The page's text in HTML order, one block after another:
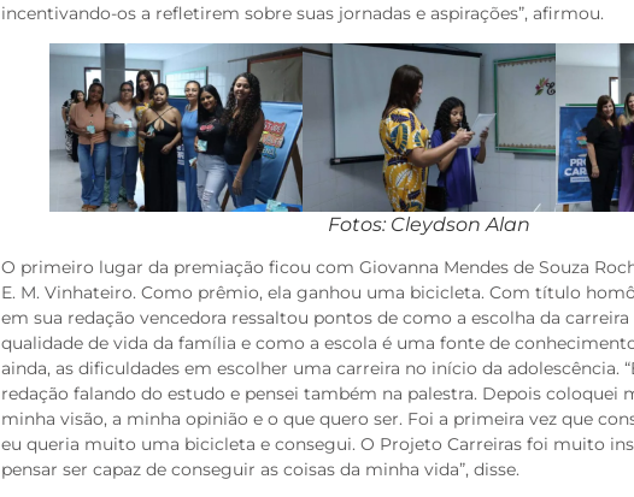
incentivando-os a refletirem sobre suas jornadas e aspirações”, afirmou.
Fotos: Cleydson Alan
O primeiro lugar da premiação ficou com Giovanna Mendes de Souza
E. M. Vinhateiro. Como prêmio, ela ganhou uma bicicleta. Com título
em sua redação vencedora ressaltou pontos de como a escolha da
qualidade de vida da família e como a escola é uma fonte de
ainda, as dificuldades em escolher uma carreira no início da adolescência.
redação falando do estudo e pensei também na palestra. Depois coloquei
minha visão, a minha opinião e o que quero ser. Foi a primeira vez que
eu queria muito uma bicicleta e consegui. O Projeto Carreiras foi muito
pensar ser capaz de conseguir as coisas da minha vida”, disse.